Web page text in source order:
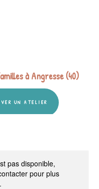
UN ATELIER
à Angresse (40)
pas disponible,
pour plus